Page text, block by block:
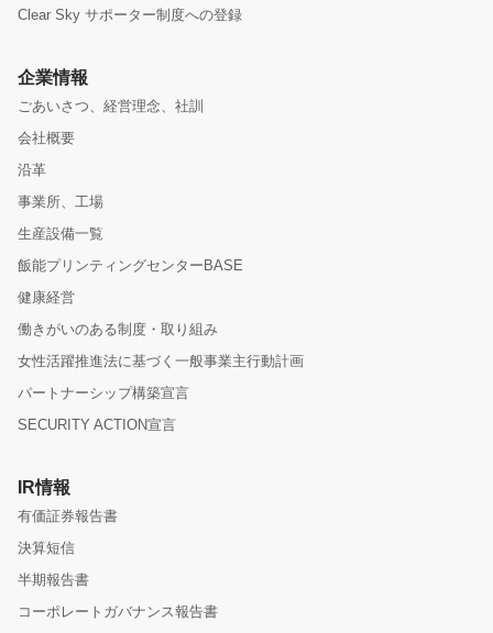
Clear Sky サポーター制度への登録
企業情報
ごあいさつ、経営理念、社訓
会社概要
沿革
事業所、工場
生産設備一覧
飯能プリンティングセンターBASE
健康経営
働きがいのある制度・取り組み
女性活躍推進法に基づく一般事業主行動計画
パートナーシップ構築宣言
SECURITY ACTION宣言
IR情報
有価証券報告書
決算短信
半期報告書
コーポレートガバナンス報告書